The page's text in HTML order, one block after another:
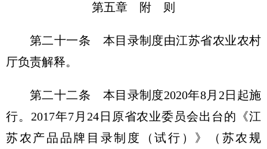
第五章 附 则
第二十一条 本目录制度由江苏省农业农村
厅负责解释。
第二十二条 本目录制度2020年8月2日起施
行。2017年7月24日原省农业委员会出台的《江
苏农产品品牌目录制度（试行）》（苏农规